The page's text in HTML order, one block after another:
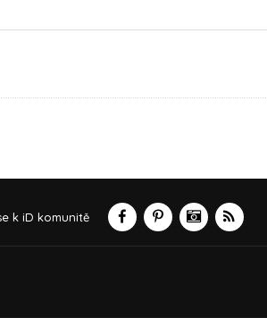
k iD komunitě